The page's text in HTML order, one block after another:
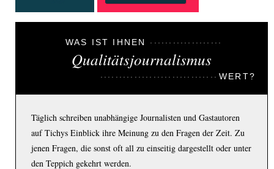
WAS IST IHNEN
Qualitätsjournalismus
WERT?
Täglich schreiben unabhängige Journalisten und Gastautoren
auf Tichys Einblick ihre Meinung zu den Fragen der Zeit. Zu
jenen Fragen, die sonst oft all zu einseitig dargestellt oder unter
den Teppich gekehrt werden.